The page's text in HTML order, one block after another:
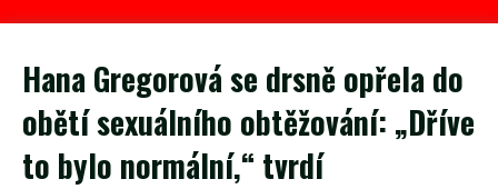
Hana Gregorová se drsně opřela do
obětí sexuálního obtěžování: „Dříve
to bylo normální,“ tvrdí